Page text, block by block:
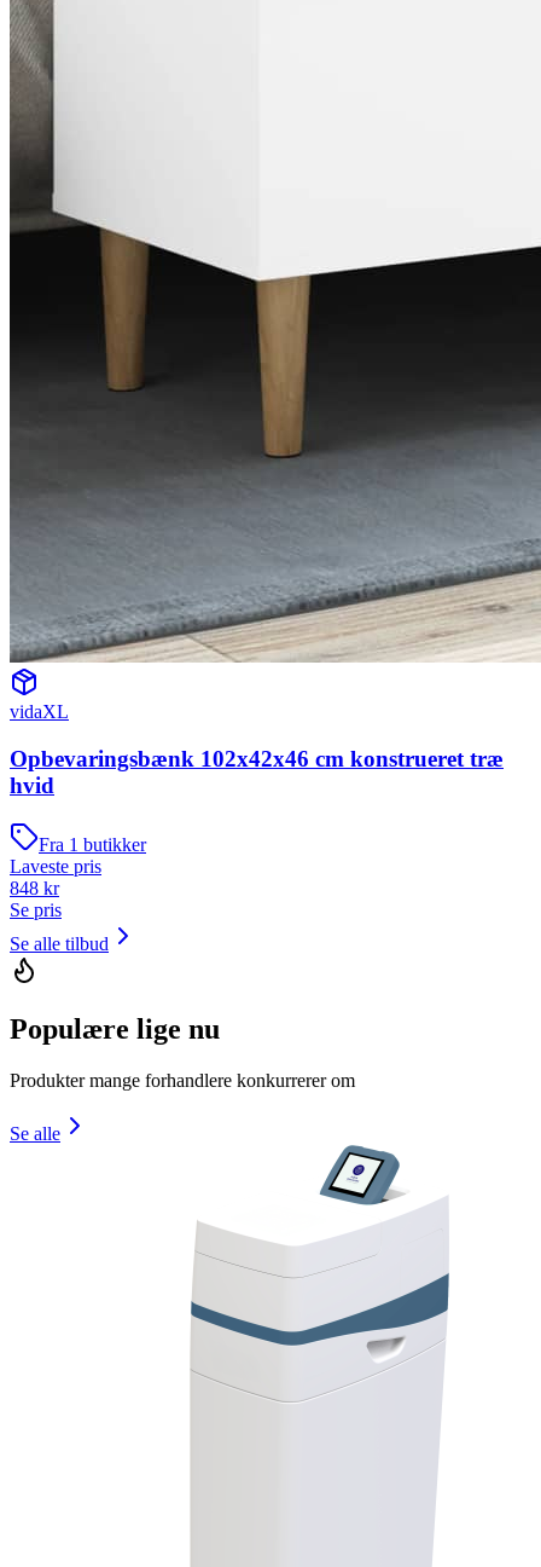
vidaXL
Opbevaringsbænk 102x42x46 cm konstrueret træ
hvid
Fra 1 butikker
Laveste pris
848 kr
Se pris
Se alle tilbud
Populære lige nu
Produkter mange forhandlere konkurrerer om
Se alle